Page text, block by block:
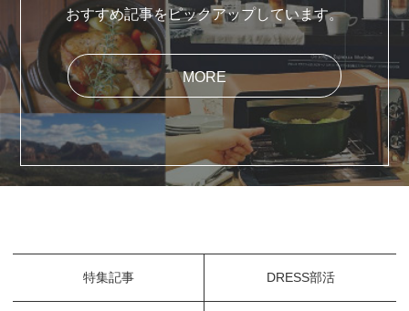
おすすめ記事をピックアップしています。
MORE
特集記事 DRESS部活